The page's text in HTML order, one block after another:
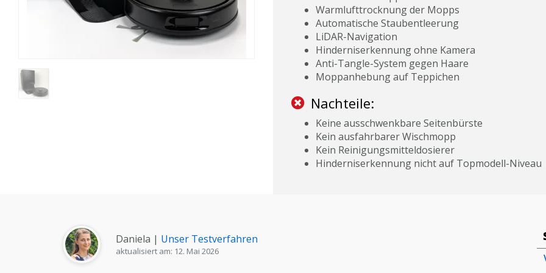
Warmlufttrocknung der Mopps
Automatische Staubentleerung
LiDAR-Navigation
Hinderniserkennung ohne Kamera
Anti-Tangle-System gegen Haare
Moppanhebung auf Teppichen
Nachteile:
Keine ausschwenkbare Seitenbürste
Kein ausfahrbarer Wischmopp
Kein Reinigungsmitteldosierer
Hinderniserkennung nicht auf Topmodell-Niveau
Daniela | Unser Testverfahren
aktualisiert am: 12. Mai 2026